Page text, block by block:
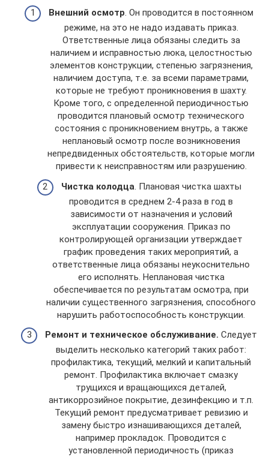
Внешний осмотр. Он проводится в постоянном
режиме, на это не надо издавать приказ.
Ответственные лица обязаны следить за
наличием и исправностью люка, целостностью
элементов конструкции, степенью загрязнения,
наличием доступа, т.е. за всеми параметрами,
которые не требуют проникновения в шахту.
Кроме того, с определенной периодичностью
проводится плановый осмотр технического
состояния с проникновением внутрь, а также
неплановый осмотр после возникновения
непредвиденных обстоятельств, которые могли
привести к неисправностям или разрушению.
Чистка колодца . Плановая чистка шахты
проводится в среднем 2-4 раза в год в
зависимости от назначения и условий
эксплуатации сооружения. Приказ по
контролирующей организации утверждает
график проведения таких мероприятий, а
ответственные лица обязаны неукоснительно
его исполнять. Неплановая чистка
обеспечивается по результатам осмотра, при
наличии существенного загрязнения, способного
нарушить работоспособность конструкции.
Ремонт и техническое обслуживание. Следует
выделить несколько категорий таких работ:
профилактика, текущий, мелкий и капитальный
ремонт. Профилактика включает смазку
трущихся и вращающихся деталей,
антикоррозийное покрытие, дезинфекцию и т.п.
Текущий ремонт предусматривает ревизию и
замену быстро изнашивающихся деталей,
например прокладок. Проводится с
установленной периодичность (приказ